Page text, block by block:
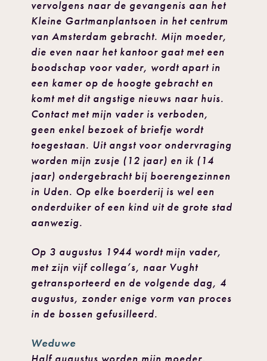
vervolgens naar de gevangenis aan het
Kleine Gartmanplantsoen in het centrum
van Amsterdam gebracht. Mijn moeder,
die even naar het kantoor gaat met een
boodschap voor vader, wordt apart in
een kamer op de hoogte gebracht en
komt met dit angstige nieuws naar huis.
Contact met mijn vader is verboden,
geen enkel bezoek of briefje wordt
toegestaan. Uit angst voor ondervraging
worden mijn zusje (12 jaar) en ik (14
jaar) ondergebracht bij boerengezinnen
in Uden. Op elke boerderij is wel een
onderduiker of een kind uit de grote stad
aanwezig.
Op 3 augustus 1944 wordt mijn vader,
met zijn vijf collega’s, naar Vught
getransporteerd en de volgende dag, 4
augustus, zonder enige vorm van proces
in de bossen gefusilleerd.
Weduwe